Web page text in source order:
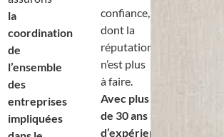
la
coordination
de
l’ensemble
des
entreprises
impliquées
confiance,
dont la
réputation
n’est plus
à faire.
Avec plus
de 30 ans
d’expérience